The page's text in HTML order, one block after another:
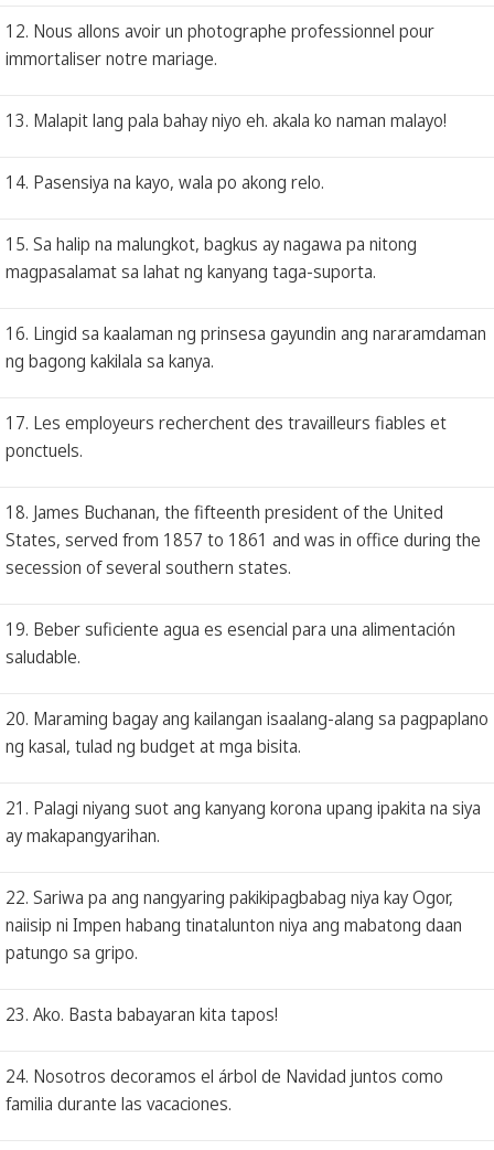
12. Nous allons avoir un photographe professionnel pour
immortaliser notre mariage.
13. Malapit lang pala bahay niyo eh. akala ko naman malayo!
14. Pasensiya na kayo, wala po akong relo.
15. Sa halip na malungkot, bagkus ay nagawa pa nitong
magpasalamat sa lahat ng kanyang taga-suporta.
16. Lingid sa kaalaman ng prinsesa gayundin ang nararamdaman
ng bagong kakilala sa kanya.
17. Les employeurs recherchent des travailleurs fiables et
ponctuels.
18. James Buchanan, the fifteenth president of the United
States, served from 1857 to 1861 and was in office during the
secession of several southern states.
19. Beber suficiente agua es esencial para una alimentación
saludable.
20. Maraming bagay ang kailangan isaalang-alang sa pagpaplano
ng kasal, tulad ng budget at mga bisita.
21. Palagi niyang suot ang kanyang korona upang ipakita na siya
ay makapangyarihan.
22. Sariwa pa ang nangyaring pakikipagbabag niya kay Ogor,
naiisip ni Impen habang tinatalunton niya ang mabatong daan
patungo sa gripo.
23. Ako. Basta babayaran kita tapos!
24. Nosotros decoramos el árbol de Navidad juntos como
familia durante las vacaciones.